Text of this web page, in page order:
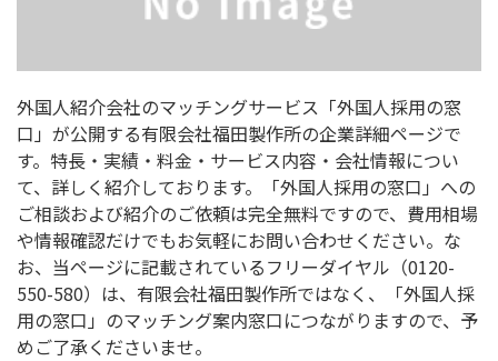
外国人紹介会社のマッチングサービス「外国人採用の窓
口」が公開する有限会社福田製作所の企業詳細ページで
す。特長・実績・料金・サービス内容・会社情報につい
て、詳しく紹介しております。「外国人採用の窓口」への
ご相談および紹介のご依頼は完全無料ですので、費用相場
や情報確認だけでもお気軽にお問い合わせください。な
お、当ページに記載されているフリーダイヤル（0120-
550-580）は、有限会社福田製作所ではなく、「外国人採
用の窓口」のマッチング案内窓口につながりますので、予
めご了承くださいませ。